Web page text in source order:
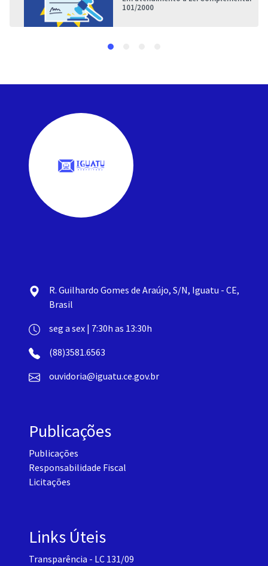
101/2000
R. Guilhardo Gomes de Araújo, S/N, Iguatu - CE,
Brasil
seg a sex | 7:30h as 13:30h
(88)3581.6563
ouvidoria@iguatu.ce.gov.br
Publicações
Publicações
Responsabilidade Fiscal
Licitações
Links Úteis
Transparência - LC 131/09